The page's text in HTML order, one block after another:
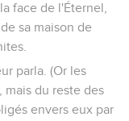
face de l'Éternel,
sa maison de
parla. (Or les
mais du reste des
envers eux par